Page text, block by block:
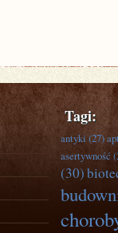
Tagi:
antyki(27)
asertywność
(30)